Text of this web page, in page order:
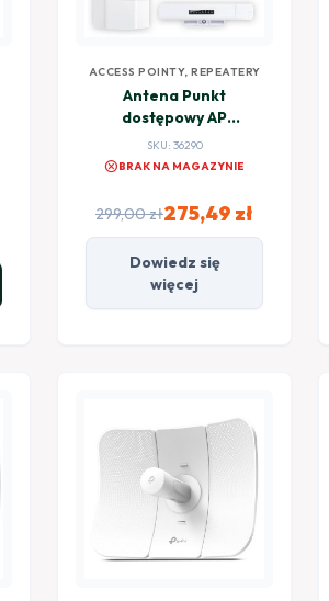
ACCESS POINTY, REPEATERY
Antena Punkt
dostępowy AP
GETFORT 5GHZ
SKU: 36290
cancelBRAK NA MAGAZYNIE
299,00zł
Pierwotna
cena
wynosiła:
275,49 zł
Aktualna
cena
wynosi:
Dowiedz się
więcej